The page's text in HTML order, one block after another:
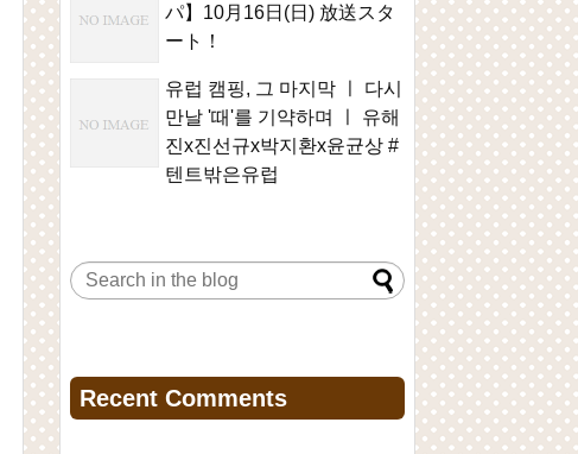
パ】10月16日(日) 放送スタ
ート！
유럽 캠핑, 그 마지막 ㅣ 다시
만날 '때'를 기약하며 ㅣ 유해
진x진선규x박지환x윤균상 #
텐트밖은유럽
Recent Comments